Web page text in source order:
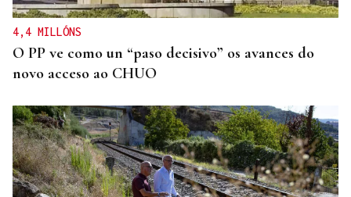
4,4 MILLÓNS
O PP ve como un “paso decisivo” os avances do
novo acceso ao CHUO